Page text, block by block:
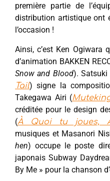
première partie de
distribution artistique ont
l’occasion !
Ainsi, c’est Ken Ogiwara
d’animation BAKKEN
Snow and Blood). Satsuki
Tail) signe la
Takegawa Airi (
créditée pour le design
(À Quoi tu joues,
musiques et Masanori
hen) occupe le poste
japonais Subway
By Me » pour la chanson